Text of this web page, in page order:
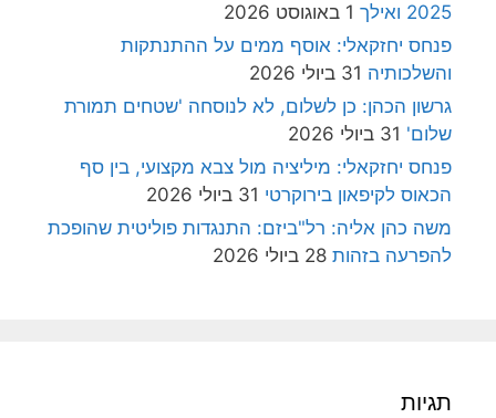
2025 ואילך
1 באוגוסט 2026
פנחס יחזקאלי: אוסף ממים על ההתנתקות
והשלכותיה 31 ביולי 2026
גרשון הכהן: כן לשלום, לא לנוסחה 'שטחים תמורת
שלום' 31 ביולי 2026
פנחס יחזקאלי: מיליציה מול צבא מקצועי, בין סף
הכאוס לקיפאון בירוקרטי 31 ביולי 2026
משה כהן אליה: רל"ביזם: התנגדות פוליטית שהופכת
להפרעה בזהות 28 ביולי 2026
תגיות